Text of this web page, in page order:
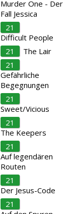
Murder One - Der
Fall Jessica
21
Difficult People
21
The Lair
21
Gefährliche
Begegnungen
21
Sweet/Vicious
21
The Keepers
21
Auf legendären
Routen
21
Der Jesus-Code
21